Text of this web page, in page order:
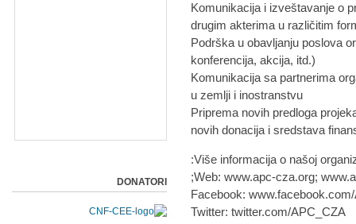
- Komunikacija i izveštavanje o
drugim akterima u različitim
- Podrška u obavljanju poslova
konferencija, akcija, itd.)
- Komunikacija sa partnerima
u zemlji i inostranstvu
- Priprema novih predloga
novih donacija i sredstava
Više informacija o našoj
Web: www.apc-cza.org;
Facebook:
Twitter: twitter.com/APC_CZA
DONATORI